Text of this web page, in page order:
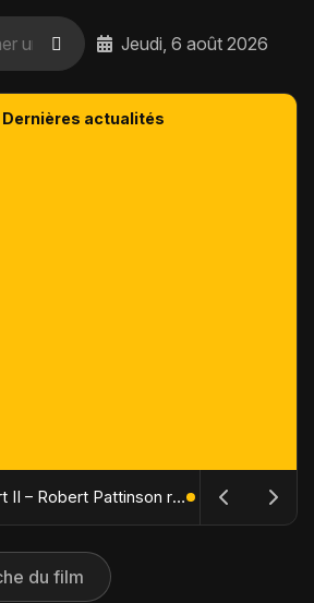
Jeudi, 6 août 2026
Dernières actualités
The Batman : Part II – Robert Pattinson replonge dans les ténèbres de Gotham dès octobre 2027
du film